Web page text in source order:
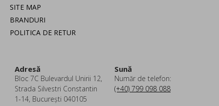
SITE MAP
BRANDURI
POLITICA DE RETUR
Adresă
Bloc 7C Bulevardul Unirii 12,
Strada Silvestri Constantin
1-14, București 040105
Sună
Număr de telefon:
(+40) 799 098 088